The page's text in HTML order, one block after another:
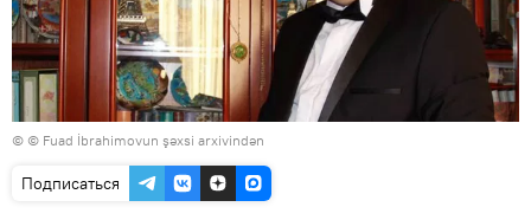
© © Fuad İbrahimovun şəxsi arxivindən
Подписаться